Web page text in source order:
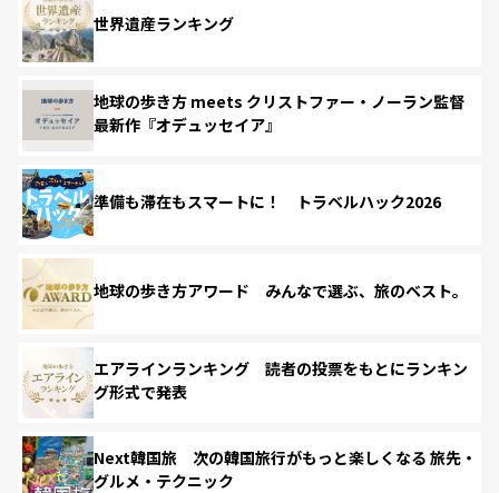
世界遺産ランキング
地球の歩き方 meets クリストファー・ノーラン監督
最新作『オデュッセイア』
準備も滞在もスマートに！ トラベルハック2026
地球の歩き方アワード みんなで選ぶ、旅のベスト。
エアラインランキング 読者の投票をもとにランキン
グ形式で発表
Next韓国旅 次の韓国旅行がもっと楽しくなる 旅先・
グルメ・テクニック